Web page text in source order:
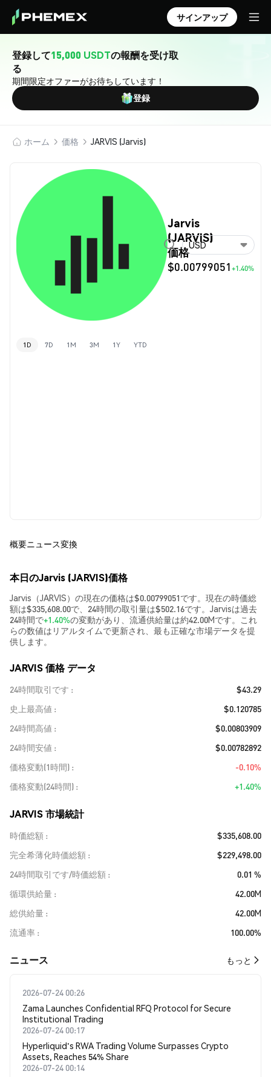
サインアップ
登録して15,000 USDTの報酬を受け取
る
期間限定オファーがお待ちしています！
登録
ホーム 価格 JARVIS (Jarvis)
Jarvis
(JARVIS)
価格
$0.00799051 +1.40%
USD
1D 7D 1M 3M 1Y YTD
概要ニュース変換
本日のJarvis (JARVIS)価格
Jarvis（JARVIS）の現在の価格は$0.00799051です。現在の時価総
額は$335,608.00で、24時間の取引量は$502.16です。Jarvisは過去
24時間で+1.40%の変動があり、流通供給量は約42.00Mです。これ
らの数値はリアルタイムで更新され、最も正確な市場データを提
供します。
JARVIS 価格 データ
24時間取引です
$43.29
史上最高値
$0.120785
24時間高値
$0.00803909
24時間安値
$0.00782892
価格変動(1時間)
-0.10%
価格変動(24時間)
+1.40%
JARVIS 市場統計
時価総額
$335,608.00
完全希薄化時価総額
$229,498.00
24時間取引です/時価総額
0.01 %
循環供給量
42.00M
総供給量
42.00M
流通率
100.00%
​​ニュース​​ もっと
2026-07-24 00:26
Zama Launches Confidential RFQ Protocol for Secure
Institutional Trading
2026-07-24 00:17
Hyperliquid's RWA Trading Volume Surpasses Crypto
Assets, Reaches 54% Share
2026-07-24 00:14